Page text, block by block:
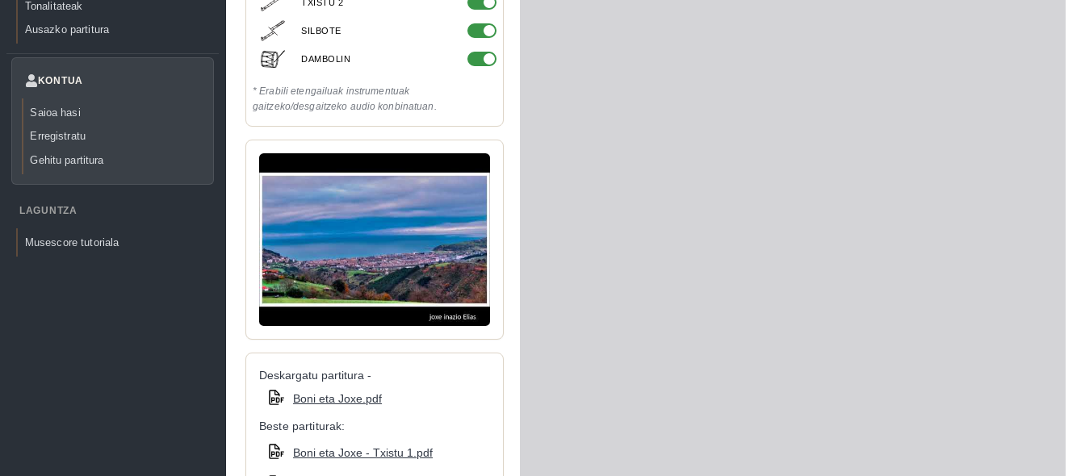
Tonalitateak
Ausazko partitura
KONTUA
Saioa hasi
Erregistratu
Gehitu partitura
LAGUNTZA
Musescore tutoriala
TXISTU 2
SILBOTE
DAMBOLIN
* Erabili etengailuak instrumentuak
gaitzeko/desgaitzeko audio konbinatuan.
Deskargatu partitura -
Boni eta Joxe.pdf
Beste partiturak:
Boni eta Joxe - Txistu 1.pdf